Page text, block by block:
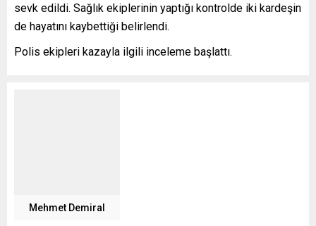
sevk edildi. Sağlık ekiplerinin yaptığı kontrolde iki kardeşin
de hayatını kaybettiği belirlendi.
Polis ekipleri kazayla ilgili inceleme başlattı.
Mehmet Demiral